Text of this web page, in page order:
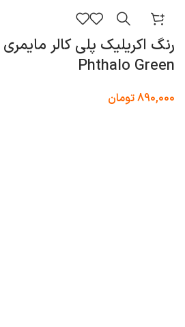
رنگ اکریلیک پلی کالر مایمری
Phthalo Green
890,000تومان